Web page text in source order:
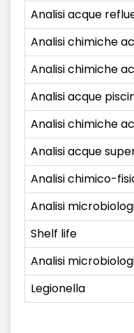
Analisi acque
Analisi chimiche
Analisi chimiche
Analisi acque
Analisi chimiche
Analisi acque
Analisi chimico-
Analisi
Shelf life
Analisi
Legionella